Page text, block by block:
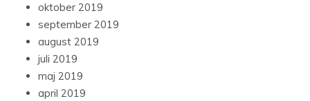
oktober 2019
september 2019
august 2019
juli 2019
maj 2019
april 2019